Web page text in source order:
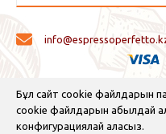
Бұл сайт cookie файлдарын
cookie файлдарын қабылдай
конфигурациялай аласыз.
© 2026 Espresso